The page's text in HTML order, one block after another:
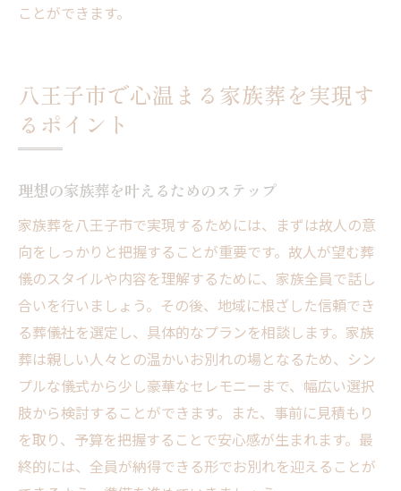
ことができます。
八王子市で心温まる家族葬を実現す
るポイント
理想の家族葬を叶えるためのステップ
家族葬を八王子市で実現するためには、まずは故人の意
向をしっかりと把握することが重要です。故人が望む葬
儀のスタイルや内容を理解するために、家族全員で話し
合いを行いましょう。その後、地域に根ざした信頼でき
る葬儀社を選定し、具体的なプランを相談します。家族
葬は親しい人々との温かいお別れの場となるため、シン
プルな儀式から少し豪華なセレモニーまで、幅広い選択
肢から検討することができます。また、事前に見積もり
を取り、予算を把握することで安心感が生まれます。最
終的には、全員が納得できる形でお別れを迎えることが